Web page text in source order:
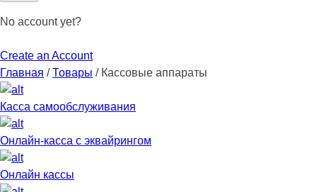
No account yet?
Create an Account
Главная /Товары / Кассовые аппараты
Касса самообслуживания
Онлайн-касса с эквайрингом
Онлайн кассы